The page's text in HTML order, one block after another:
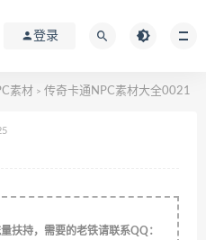
登录
素材 > 传奇卡通NPC素材大全0021
扶持，需要的老铁请联系QQ：